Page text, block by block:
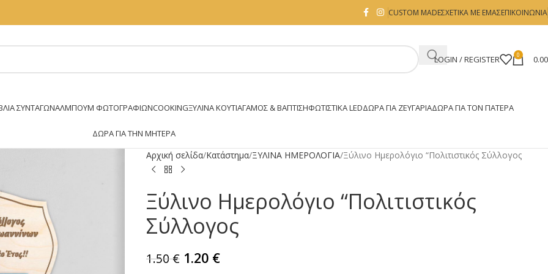
CUSTOM MADEΣΧΕΤΙΚΑ ΜΕ ΕΜΑΣΕΠΙΚΟΙΝΩΝΙΑ
LOGIN / REGISTER 0
ΣΥΝΤΑΓΏΝΆΛΜΠΟΥΜ ΦΩΤΟΓΡΑΦΙΏΝCOOKINGΞΥΛΙΝΑ ΚΟΥΤΙΑΓΑΜΟΣ & ΒΑΠΤΙΣΗΦΩΤΙΣΤΙΚΆ LEDΔΏΡΑ ΓΙΑ ΖΕΥΓΆΡΙΑΔΏΡΑ ΓΙΑ ΤΟΝ ΠΑΤΈΡΑ
ΔΏΡΑ ΓΙΑ ΤΗΝ ΜΗΤΈΡΑ
Αρχική σελίδα Κατάστημα ΞΥΛΙΝΑ ΗΜΕΡΟΛΟΓΙΑ Ξύλινο Ημερολόγιο “Πολιτιστικός Σύλλογος
Ξύλινο Ημερολόγιο “Πολιτιστικός
Σύλλογος
1.50€ 1.20 €